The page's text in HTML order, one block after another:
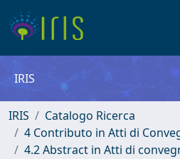
IRIS
IRIS
Catalogo Ricerca
4 Contributo in Atti di
4.2 Abstract in Atti di